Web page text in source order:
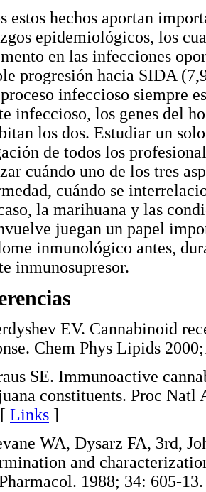
estos hechos aportan
epidemioló­gicos, los
en las infecciones
progresión hacia SIDA
infeccioso siempre
infeccioso, los genes del
los dos. Estudiar un
de todos los
cuándo uno de los tres
cuándo se
la marihuana y las
juegan un papel
inmunológico antes,
inmunosupresor.
EV. Cannabinoid
Chem Phys Lipids
SE. Immunoactive
constituents. Proc Natl
Links ]
WA, Dysarz FA, 3rd,
and
1988; 34: